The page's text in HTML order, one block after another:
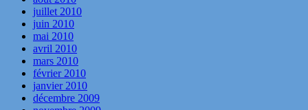
juillet 2010
juin 2010
mai 2010
avril 2010
mars 2010
février 2010
janvier 2010
décembre 2009